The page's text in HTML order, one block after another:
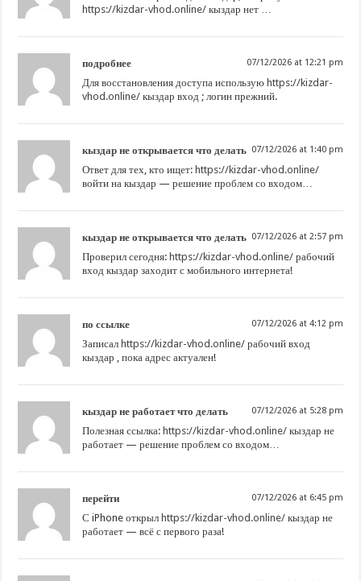
https://kizdar-vhod.online/ кыздар нет …
подробнее 07/12/2026 at 12:21 pm
Для восстановления доступа использую https://kizdar-
vhod.online/ кыздар вход ; логин прежний.
кыздар не открывается что делать 07/12/2026 at 1:40 pm
Ответ для тех, кто ищет: https://kizdar-vhod.online/
войти на кыздар — решение проблем со входом…
кыздар не открывается что делать 07/12/2026 at 2:57 pm
Проверил сегодня: https://kizdar-vhod.online/ рабочий
вход кыздар заходит с мобильного интернета!
по ссылке 07/12/2026 at 4:12 pm
Записал https://kizdar-vhod.online/ рабочий вход
кыздар , пока адрес актуален!
кыздар не работает что делать 07/12/2026 at 5:28 pm
Полезная ссылка: https://kizdar-vhod.online/ кыздар не
работает — решение проблем со входом…
перейти 07/12/2026 at 6:45 pm
С iPhone открыл https://kizdar-vhod.online/ кыздар не
работает — всё с первого раза!